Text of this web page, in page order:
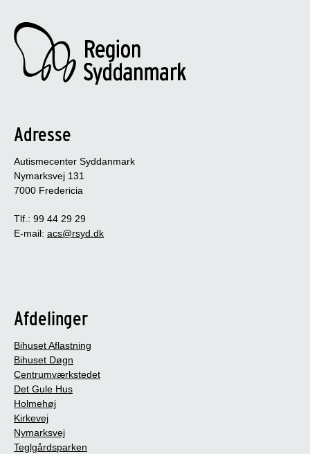
Adresse
Autismecenter Syddanmark
Nymarksvej 131
7000 Fredericia
Tlf.: 99 44 29 29
E-mail: acs@rsyd.dk
Afdelinger
Bihuset Aflastning
Bihuset Døgn
Centrumværkstedet
Det Gule Hus
Holmehøj
Kirkevej
Nymarksvej
Teglgårdsparken